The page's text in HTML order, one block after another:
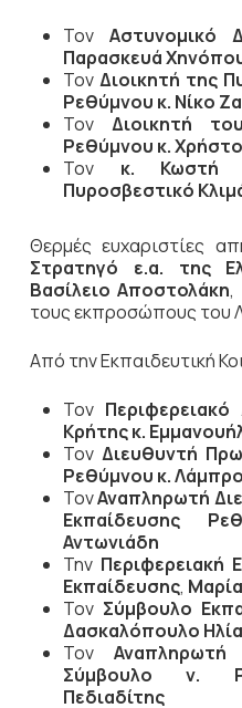
ΤονΑστυνομικό
Παρασκευά
Τον Διοικητή της
Ρεθύμνου κ. Νίκο
ΤονΔιοικητή
Ρεθύμνου κ.
Τονκ. Κωστή
Πυροσβεστικό
Θερμές ευχαριστίες
Στρατηγό ε.α. της
Βασίλειο Αποστολάκη,
τους εκπροσώπους του
Από την Εκπαιδευτική
Τον
Κρήτης κ.
Τον Διευθυντή
Ρεθύμνου κ.
ΤονΑναπληρωτή
Εκπαίδευσης
Αντωνιάδη
Την Περιφερειακή
Εκπαίδευσης,
ΤονΣύμβουλο
Δασκαλόπουλο
Τον
Σύμβουλο ν.
Πεδιαδίτης